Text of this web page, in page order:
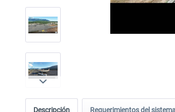
Descripción Requerimientos del